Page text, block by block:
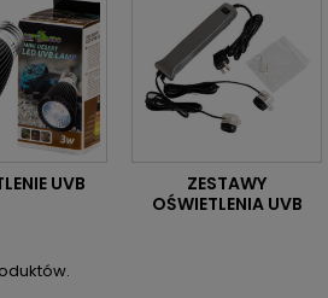
UVB
ZESTAWY
OŚWIETLENIA UVB